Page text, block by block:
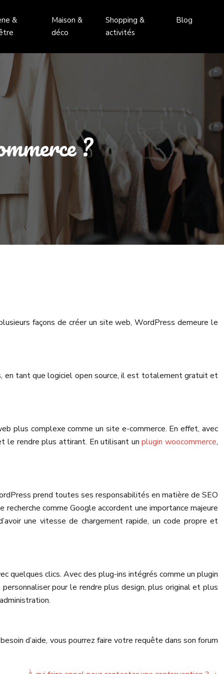
&
Maison &
déco
Shopping &
activités
Blog
?
façons de créer un site web, WordPress demeure le
en tant que logiciel open source, il est totalement gratuit et
plus complexe comme un site e-commerce. En effet, avec
le rendre plus attirant. En utilisant unplugin woocommerce,
prend toutes ses responsabilités en matière de SEO
comme Google accordent une importance majeure
une vitesse de chargement rapide, un code propre et
quelques clics. Avec des plug-ins intégrés comme un plugin
pour le rendre plus design, plus original et plus
d’aide, vous pourrez faire votre requête dans son forum